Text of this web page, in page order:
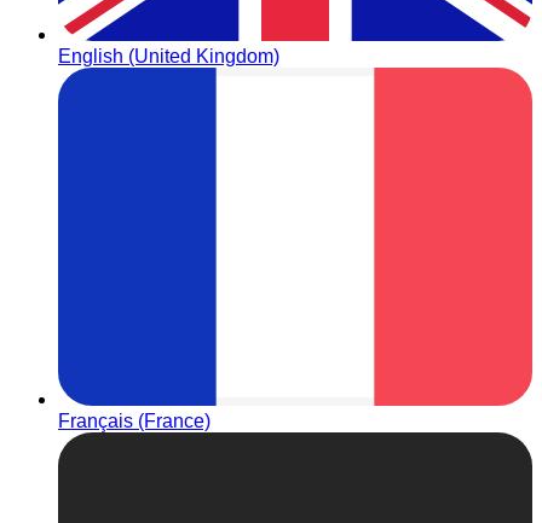
English (United Kingdom)
Français (France)